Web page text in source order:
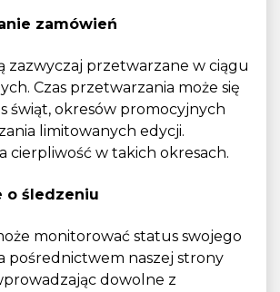
zamówień
zazwyczaj przetwarzane w ciągu
Czas przetwarzania może się
świąt, okresów promocyjnych
limitowanych edycji.
cierpliwość w takich okresach.
o śledzeniu
monitorować status swojego
pośrednictwem naszej strony
dowolne z